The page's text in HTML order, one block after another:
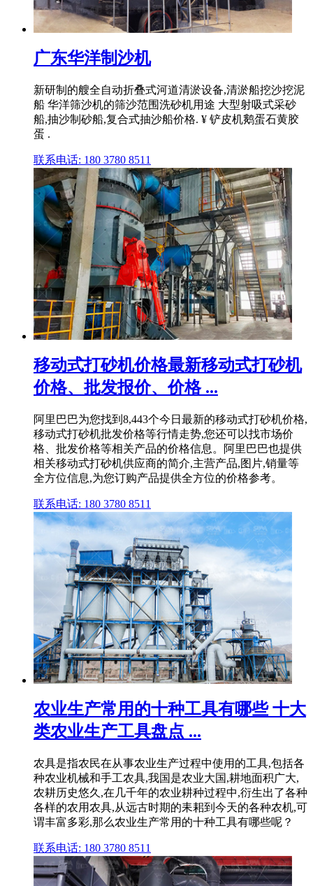
广东华洋制沙机
新研制的艘全自动折叠式河道清淤设备,清淤船挖沙挖泥
船 华洋筛沙机的筛沙范围洗砂机用途 大型射吸式采砂
船,抽沙制砂船,复合式抽沙船价格. ¥ 铲皮机鹅蛋石黄胶
蛋 .
联系电话: 180 3780 8511
移动式打砂机价格最新移动式打砂机
价格、批发报价、价格 ...
阿里巴巴为您找到8,443个今日最新的移动式打砂机价格,
移动式打砂机批发价格等行情走势,您还可以找市场价
格、批发价格等相关产品的价格信息。阿里巴巴也提供
相关移动式打砂机供应商的简介,主营产品,图片,销量等
全方位信息,为您订购产品提供全方位的价格参考。
联系电话: 180 3780 8511
农业生产常用的十种工具有哪些 十大
类农业生产工具盘点 ...
农具是指农民在从事农业生产过程中使用的工具,包括各
种农业机械和手工农具,我国是农业大国,耕地面积广大,
农耕历史悠久,在几千年的农业耕种过程中,衍生出了各种
各样的农用农具,从远古时期的耒耜到今天的各种农机,可
谓丰富多彩,那么农业生产常用的十种工具有哪些呢？
联系电话: 180 3780 8511